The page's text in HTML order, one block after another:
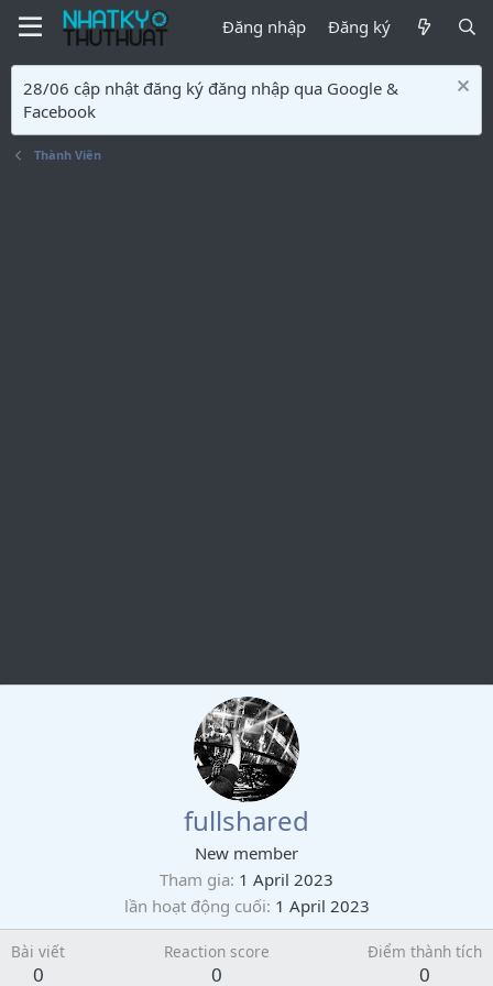
Đăng nhập Đăng ký
28/06 cập nhật đăng ký đăng nhập qua Google &
Facebook
Thành Viên
fullshared
New member
Tham gia 1 April 2023
lần hoạt động cuối 1 April 2023
Bài viết
0
Reaction score
0
Điểm thành tích
0